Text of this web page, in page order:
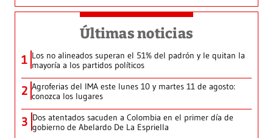
Últimas noticias
1 Los no alineados superan el 51% del padrón y le quitan la
mayoría a los partidos políticos
2 Agroferias del IMA este lunes 10 y martes 11 de agosto:
conozca los lugares
3 Dos atentados sacuden a Colombia en el primer día de
gobierno de Abelardo De La Espriella